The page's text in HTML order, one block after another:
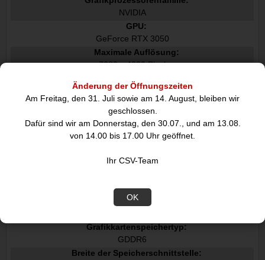
Änderung der Öffnungszeiten
Am Freitag, den 31. Juli sowie am 14. August, bleiben wir
geschlossen.
Dafür sind wir am Donnerstag, den 30.07., und am 13.08.
von 14.00 bis 17.00 Uhr geöffnet.
Ihr CSV-Team
OK
NVIDIA
GPU:
GeForce RTX 3050
Maximale Auflösung:
7680 x 4320 Pixel
Prozessor-Boost-Taktfrequenz:
Maximale Displays pro Videokarte:
Speicher
Separater Grafik-Adapterspeicher:
Grafikkartenspeichertyp:
GDDR6
Breite der Speicherschnittstelle: